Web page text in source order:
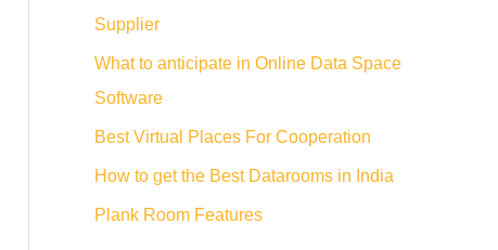
h
Supplier
What to anticipate in Online Data Space
Software
Best Virtual Places For Cooperation
How to get the Best Datarooms in India
Plank Room Features